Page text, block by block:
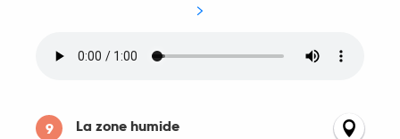
9 La zone humide